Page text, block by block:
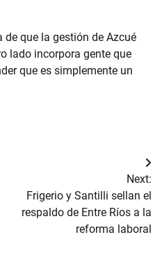
de que la gestión de Azcué
lado incorpora gente que
que es simplemente un
Next:
Frigerio y Santilli sellan el
respaldo de Entre Ríos a la
reforma laboral